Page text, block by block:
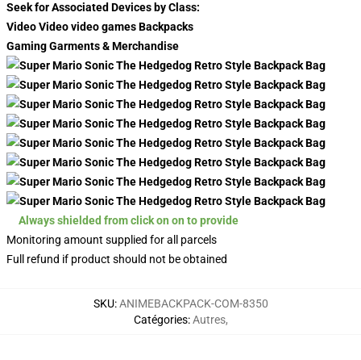
Seek for Associated Devices by Class:
Video Video video games Backpacks
Gaming Garments & Merchandise
Always shielded from click on on to provide
Monitoring amount supplied for all parcels
Full refund if product should not be obtained
SKU:ANIMEBACKPACK-COM-8350
Catégories:Autres,